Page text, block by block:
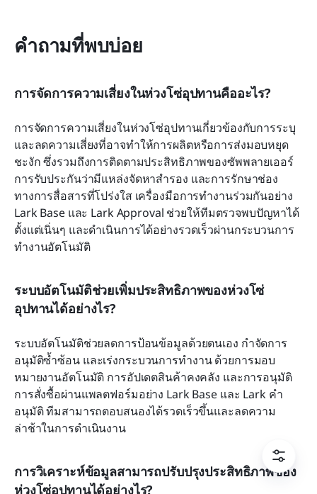
คำถามที่พบบ่อย
การจัดการความเสี่ยงในห่วงโซ่อุปทานคืออะไร?
การจัดการความเสี่ยงในห่วงโซ่อุปทานเกี่ยวข้องกับการระบุ
และลดความเสี่ยงที่อาจทำให้การผลิตหรือการส่งมอบหยุด
ชะงัก ซึ่งรวมถึงการติดตามประสิทธิภาพของซัพพลายเออร์
การรับประกันว่ามีแหล่งจัดหาสำรอง และการรักษาช่อง
ทางการสื่อสารที่โปร่งใส เครื่องมือการทำงานร่วมกันอย่าง
Lark Base และ Lark Approval ช่วยให้ทีมตรวจพบปัญหาได้
ตั้งแต่เนิ่นๆ และดำเนินการได้อย่างรวดเร็วผ่านกระบวนการ
ทำงานอัตโนมัติ
ระบบอัตโนมัติช่วยเพิ่มประสิทธิภาพของห่วงโซ่
อุปทานได้อย่างไร?
ระบบอัตโนมัติช่วยลดการป้อนข้อมูลด้วยตนเอง กำจัดการ
อนุมัติซ้ำซ้อน และเร่งกระบวนการทำงาน ด้วยการมอบ
หมายงานอัตโนมัติ การอัปเดตสินค้าคงคลัง และการอนุมัติ
การสั่งซื้อผ่านแพลตฟอร์มอย่าง Lark Base และ Lark คำ
อนุมัติ ทีมสามารถตอบสนองได้รวดเร็วขึ้นและลดความ
ล่าช้าในการดำเนินงาน
การวิเคราะห์ข้อมูลสามารถปรับปรุงประสิทธิภาพของ
ห่วงโซ่อุปทานได้อย่างไร?